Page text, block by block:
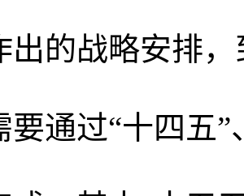
出的战略安排
要通过“十四五”